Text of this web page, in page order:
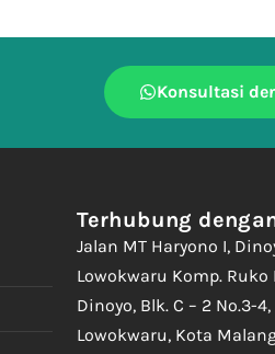
Konsultasi
Terhubung
Jalan MT Haryono I,
Lowokwaru Komp. Ruko
Dinoyo, Blk. C – 2 No.3-
Lowokwaru, Kota